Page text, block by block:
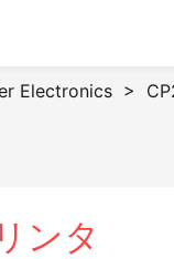
Electronics >
ンタ